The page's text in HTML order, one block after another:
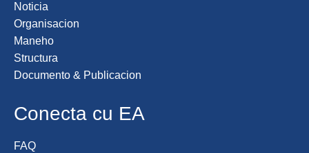
Noticia
Organisacion
Maneho
Structura
Documento & Publicacion
Conecta cu EA
FAQ